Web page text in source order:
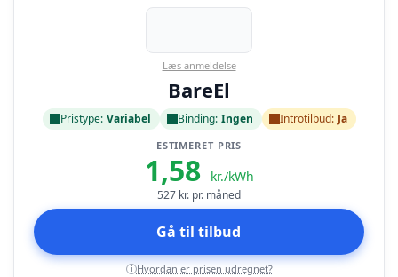
Læs anmeldelse
BareEl
Pristype: Variabel Binding: Ingen Introtilbud: Ja
ESTIMERET PRIS
1,58 kr./kWh
527 kr. pr. måned
Gå til tilbud
i Hvordan er prisen udregnet?